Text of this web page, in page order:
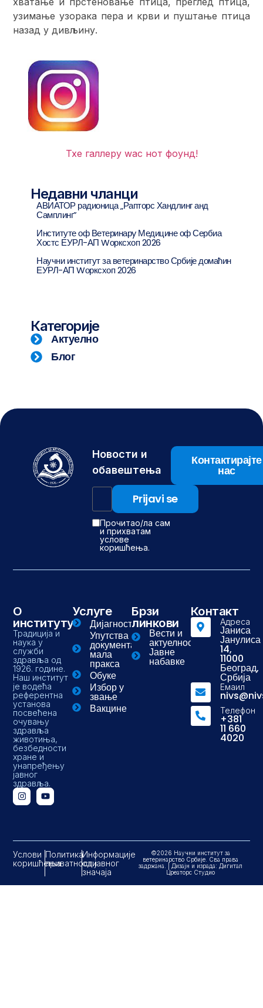
узимање узорака пера и крви и пуштање птица
назад у дивљину.
Тхе галлерy wас нот фоунд!
Недавни чланци
АВИАТОР радионица „Рапторс Хандлинг анд
Самплинг”
Институте оф Ветеринарy Медицине оф Сербиа
Хостс ЕУРЛ-АП Wорксхоп 2026
Научни институт за ветеринарство Србије домаћин
ЕУРЛ-АП Wорксхоп 2026
Категорије
Актуелно
Блог
Новости и
обавештења
Прочитао/ла сам
и прихватам
услове
коришћења.
Контактирајте
нас
О
институту
Традиција и
наука у
служби
здравља од
1926. године.
Наш институт
је водећа
референтна
установа
посвећена
очувању
здравља
животиња,
безбедности
хране и
унапређењу
јавног
здравља.
Услуге
Дијагностика
Упутства и
документа-
мала
пракса
Обуке
Избор у
звање
Вакцине
Брзи
линкови
Вести и
актуелности
Јавне
набавке
Контакт
Адреса
Јаниса
Јанулиса
14,
11000
Београд,
Србија
Емаил
Телефон
+381
11 660
4020
Услови
коришћења
Политика
приватности
Информације
од јавног
значаја
©2026 Научни институт за
ветеринарство Србије. Сва права
задржана. | Дизајн и израда: Дигитал
Цреаторс Студио